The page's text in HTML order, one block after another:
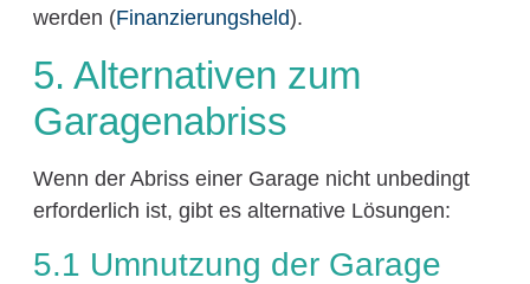
werden (Finanzierungsheld).
5. Alternativen zum
Garagenabriss
Wenn der Abriss einer Garage nicht unbedingt
erforderlich ist, gibt es alternative Lösungen:
5.1 Umnutzung der Garage